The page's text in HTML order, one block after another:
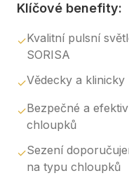
Klíčové benefity:
✓Kvalitní pulsní
SORISA
✓Vědecky a
✓Bezpečné a
chloupků
✓Sezení
na typu chloupků